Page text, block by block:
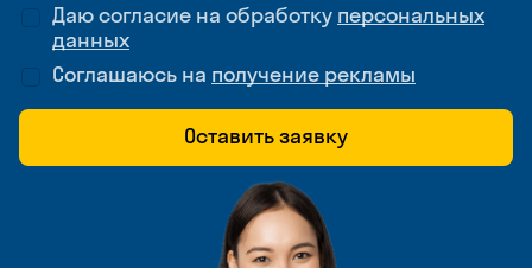
Даю согласие на обработку персональных
данных
Соглашаюсь на получение рекламы
Оставить заявку